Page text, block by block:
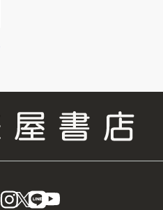
instagram
X LINE